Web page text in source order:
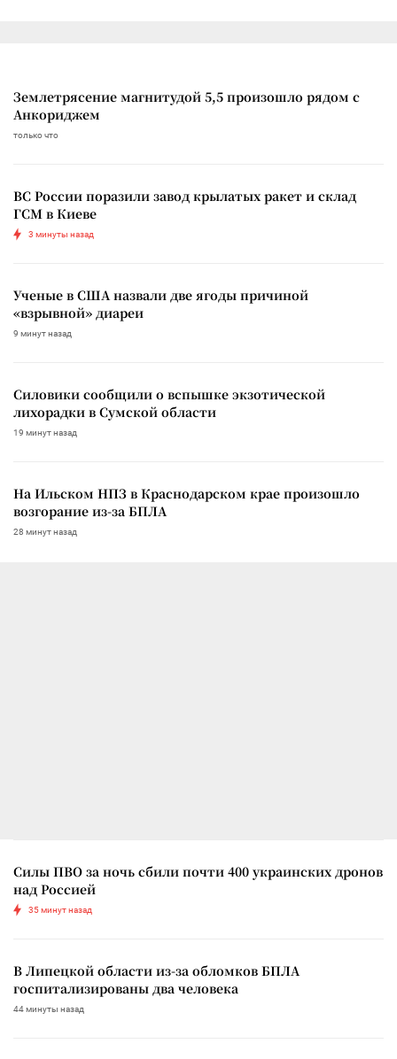
Землетрясение магнитудой 5,5 произошло рядом с
Анкориджем
только что
ВС России поразили завод крылатых ракет и склад
ГСМ в Киеве
3 минуты назад
Ученые в США назвали две ягоды причиной
«взрывной» диареи
9 минут назад
Силовики сообщили о вспышке экзотической
лихорадки в Сумской области
19 минут назад
На Ильском НПЗ в Краснодарском крае произошло
возгорание из-за БПЛА
28 минут назад
Силы ПВО за ночь сбили почти 400 украинских дронов
над Россией
35 минут назад
В Липецкой области из-за обломков БПЛА
госпитализированы два человека
44 минуты назад